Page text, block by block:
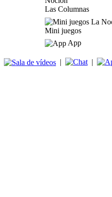
Las Columnas
Mini juegos
App
| |